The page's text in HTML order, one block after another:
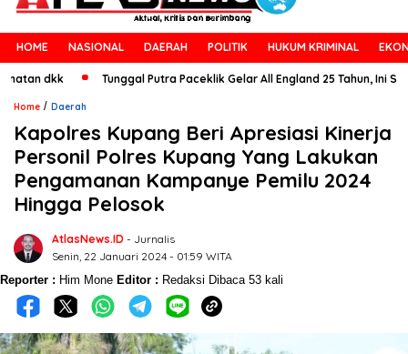
HOME NASIONAL DAERAH POLITIK HUKUM KRIMINAL
dkk Tunggal Putra Paceklik Gelar All England 25 Tahun, Ini Saran
Home / Daerah
Kapolres Kupang Beri Apresiasi Kinerja
Personil Polres Kupang Yang Lakukan
Pengamanan Kampanye Pemilu 2024
Hingga Pelosok
AtlasNews.ID - Jurnalis
Senin, 22 Januari 2024 - 01:59 WITA
Reporter : Him Mone Editor : Redaksi Dibaca 53 kali